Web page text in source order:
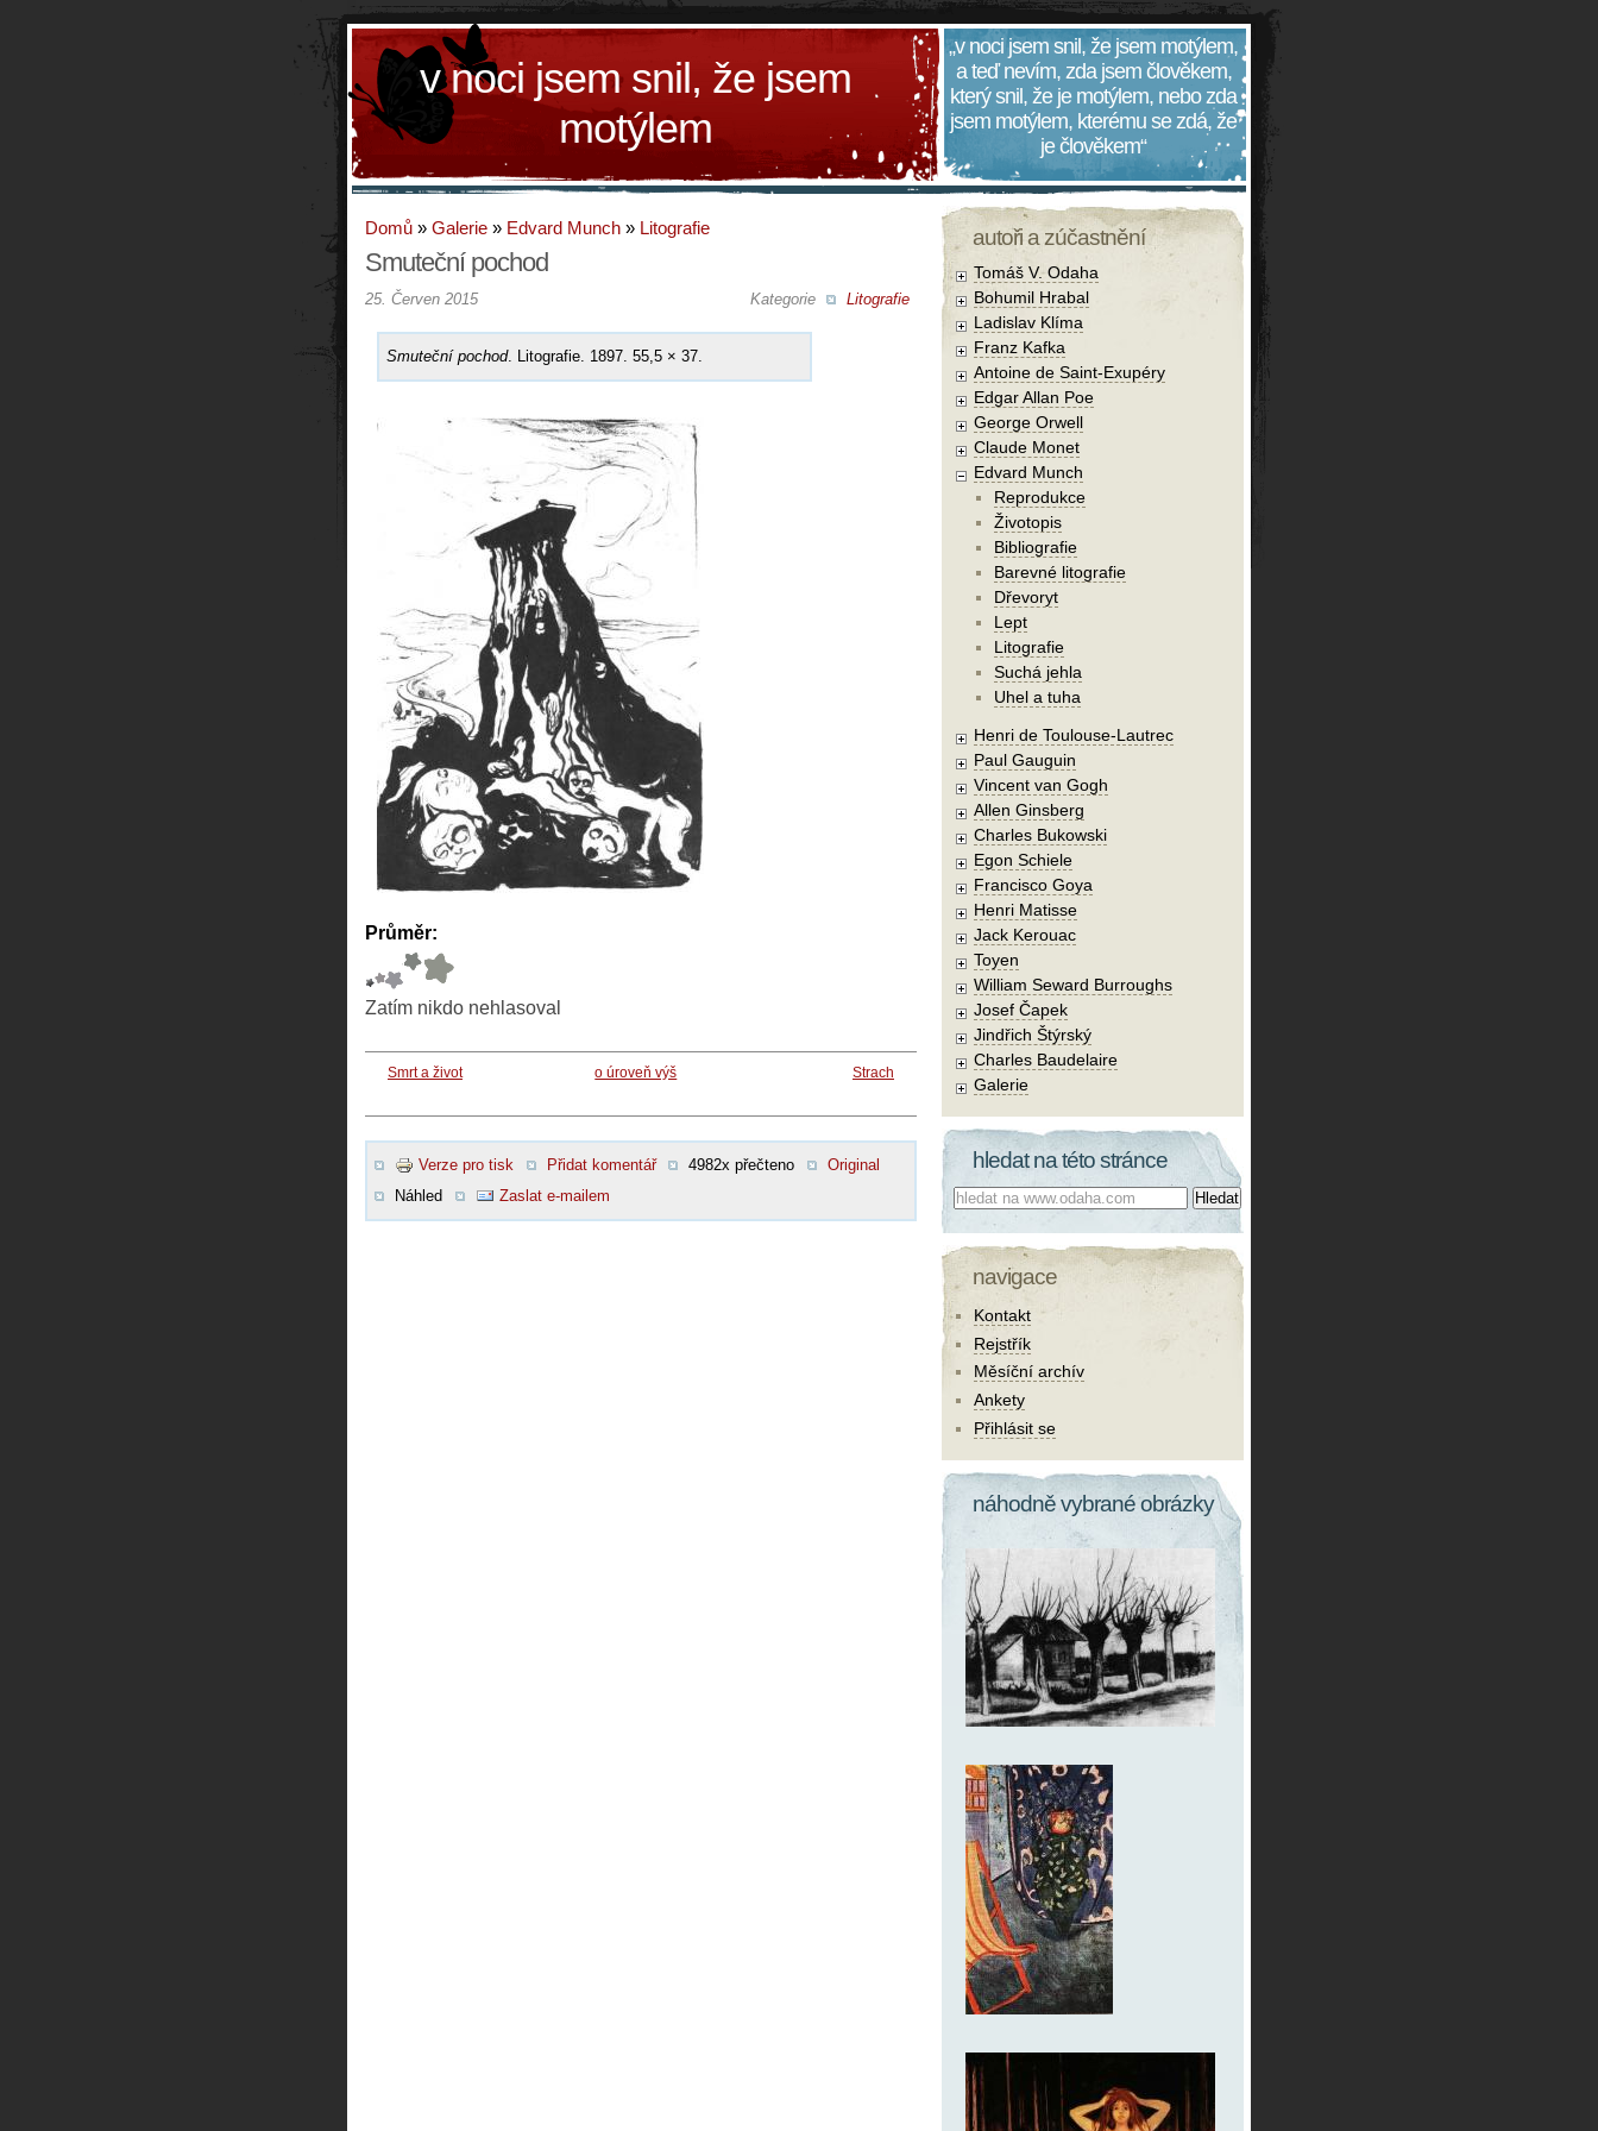
v noci jsem snil, že jsem
motýlem
„v noci jsem snil, že jsem motýlem,
a teď nevím, zda jsem člověkem,
který snil, že je motýlem, nebo zda
jsem motýlem, kterému se zdá, že
je člověkem“
Domů » Galerie » Edvard Munch » Litografie
Smuteční pochod
Kategorie Litografie
25. Červen 2015
Smuteční pochod. Litografie. 1897. 55,5 × 37.
Průměr:
Zatím nikdo nehlasoval
Smrt a život o úroveň výš Strach
Verze pro tisk Přidat komentář 4982x přečteno
Original
Náhled
Zaslat e-mailem
autoři a zúčastnění
Tomáš V. Odaha
Bohumil Hrabal
Ladislav Klíma
Franz Kafka
Antoine de Saint-Exupéry
Edgar Allan Poe
George Orwell
Claude Monet
Edvard Munch
Reprodukce
Životopis
Bibliografie
Barevné litografie
Dřevoryt
Lept
Litografie
Suchá jehla
Uhel a tuha
Henri de Toulouse-Lautrec
Paul Gauguin
Vincent van Gogh
Allen Ginsberg
Charles Bukowski
Egon Schiele
Francisco Goya
Henri Matisse
Jack Kerouac
Toyen
William Seward Burroughs
Josef Čapek
Jindřich Štýrský
Charles Baudelaire
Galerie
hledat na této stránce
Co hledat:
navigace
Kontakt
Rejstřík
Měsíční archív
Ankety
Přihlásit se
náhodně vybrané obrázky